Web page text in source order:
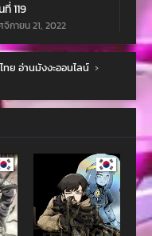
119
กายน 21, 2022
ที่ 117
กายน 21, 2022
115
113
กายน 21, 2022
111
กายน 21, 2022
ย อ่านมังงะออนไลน์ ›